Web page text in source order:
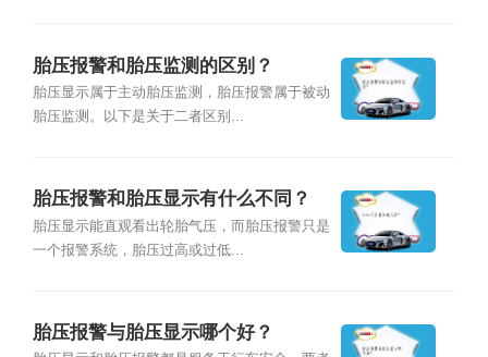
胎压报警和胎压监测的区别？
胎压显示属于主动胎压监测，胎压报警属于被动
胎压监测。以下是关于二者区别...
胎压报警和胎压显示有什么不同？
胎压显示能直观看出轮胎气压，而胎压报警只是
一个报警系统，胎压过高或过低...
胎压报警与胎压显示哪个好？